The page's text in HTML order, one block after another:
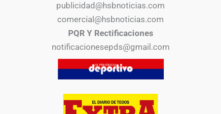
publicidad@hsbnoticias.com
comercial@hsbnoticias.com
PQR Y Rectificaciones
notificacionesepds@gmail.com